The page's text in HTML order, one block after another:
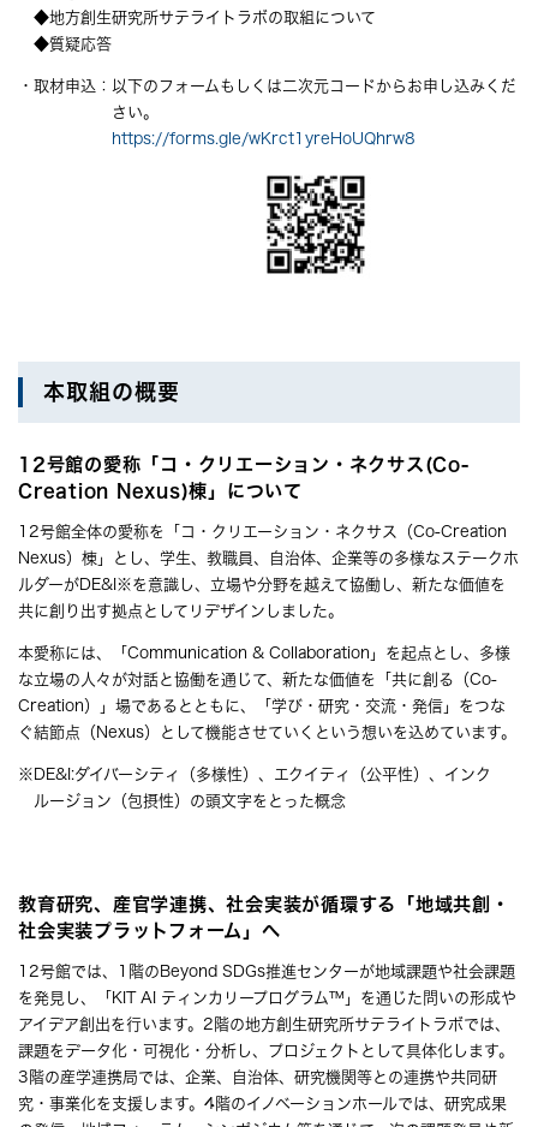
◆地方創生研究所サテライトラボの取組について
◆質疑応答
・取材申込：以下のフォームもしくは二次元コードからお申し込みくだ
さい。
https://forms.gle/wKrct1yreHoUQhrw8
本取組の概要
12号館の愛称「コ・クリエーション・ネクサス(Co-
Creation Nexus)棟」について
12号館全体の愛称を「コ・クリエーション・ネクサス（Co-Creation
Nexus）棟」とし、学生、教職員、自治体、企業等の多様なステークホ
ルダーがDE&I※を意識し、立場や分野を越えて協働し、新たな価値を
共に創り出す拠点としてリデザインしました。
本愛称には、「Communication & Collaboration」を起点とし、多様
な立場の人々が対話と協働を通じて、新たな価値を「共に創る（Co-
Creation）」場であるとともに、「学び・研究・交流・発信」をつな
ぐ結節点（Nexus）として機能させていくという想いを込めています。
※DE&I:ダイバーシティ（多様性）、エクイティ（公平性）、インク
ルージョン（包摂性）の頭文字をとった概念
教育研究、産官学連携、社会実装が循環する「地域共創・
社会実装プラットフォーム」へ
12号館では、1階のBeyond SDGs推進センターが地域課題や社会課題
を発見し、「KIT AI ティンカリープログラム™」を通じた問いの形成や
アイデア創出を行います。2階の地方創生研究所サテライトラボでは、
課題をデータ化・可視化・分析し、プロジェクトとして具体化します。
3階の産学連携局では、企業、自治体、研究機関等との連携や共同研
究・事業化を支援します。4階のイノベーションホールでは、研究成果